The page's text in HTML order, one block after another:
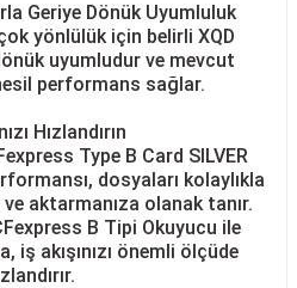
Geriye Dönük Uyumluluk
yönlülük için belirli XQD
uyumludur ve mevcut
performans sağlar.
Hızlandırın
Type B Card SILVER
dosyaları kolaylıkla
aktarmanıza olanak tanır.
B Tipi Okuyucu ile
iş akışınızı önemli ölçüde